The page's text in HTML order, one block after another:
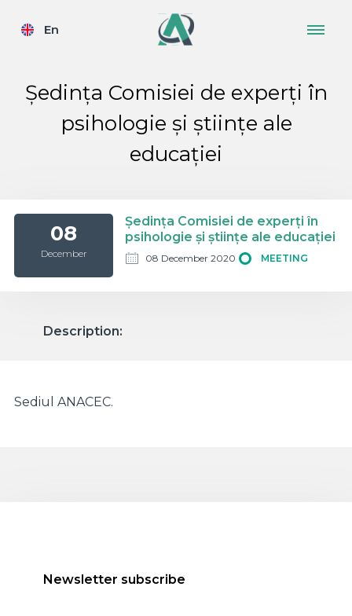
En
Ședința Comisiei de experți în
psihologie și științe ale
educației
08
December
Ședința Comisiei de experți în
psihologie și științe ale educației
08 December 2020 MEETING
Description:
Sediul ANACEC.
Newsletter subscribe